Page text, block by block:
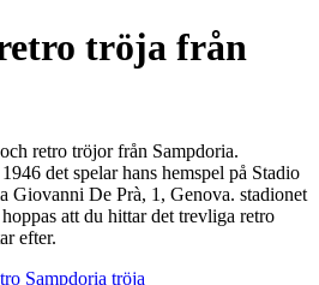
tröja från
retro tröjor från Sampdoria.
det spelar hans hemspel på Stadio
Giovanni De Prà, 1, Genova. stadionet
att du hittar det trevliga retro
efter.
Sampdoria tröja